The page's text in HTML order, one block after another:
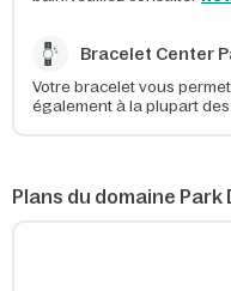
Bracelet Center
Votre bracelet vous
également à la plupart
Plans du domaine Park